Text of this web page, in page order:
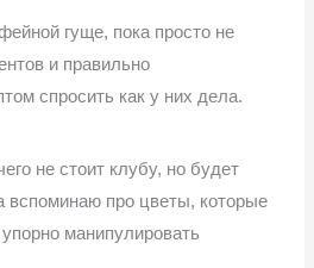
гуще, пока просто не
и правильно
спросить как у них дела.
не стоит клубу, но будет
вспоминаю про цветы, которые
манипулировать